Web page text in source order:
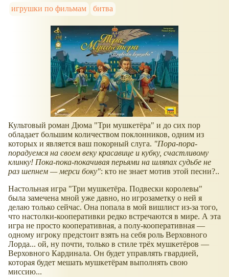
игрушки по фильмам
битва
Культовый роман Дюма "Три мушкетёра" и до сих пор
обладает большим количеством поклонников, одним из
которых и является ваш покорный слуга. "Поpа-пора-
порадуемся на своем веку красавице и кубку, счастливому
клинку! Пока-пока-покачивая перьями на шляпах судьбе не
раз шепнем — мерси боку": кто не знает мотив этой песни?..
Настольная игра "Три мушкетёра. Подвески королевы"
была замечена мной уже давно, но игрозаметку о ней я
делаю только сейчас. Она попала в мой вишлист из-за того,
что настолки-кооперативки редко встречаются в мире. А эта
игра не просто кооперативная, а полу-кооперативная —
одному игроку предстоит взять на себя роль Верховного
Лорда... ой, ну почти, только в стиле трёх мушкетёров —
Верховного Кардинала. Он будет управлять гвардией,
которая будет мешать мушкетёрам выполнять свою
миссию...